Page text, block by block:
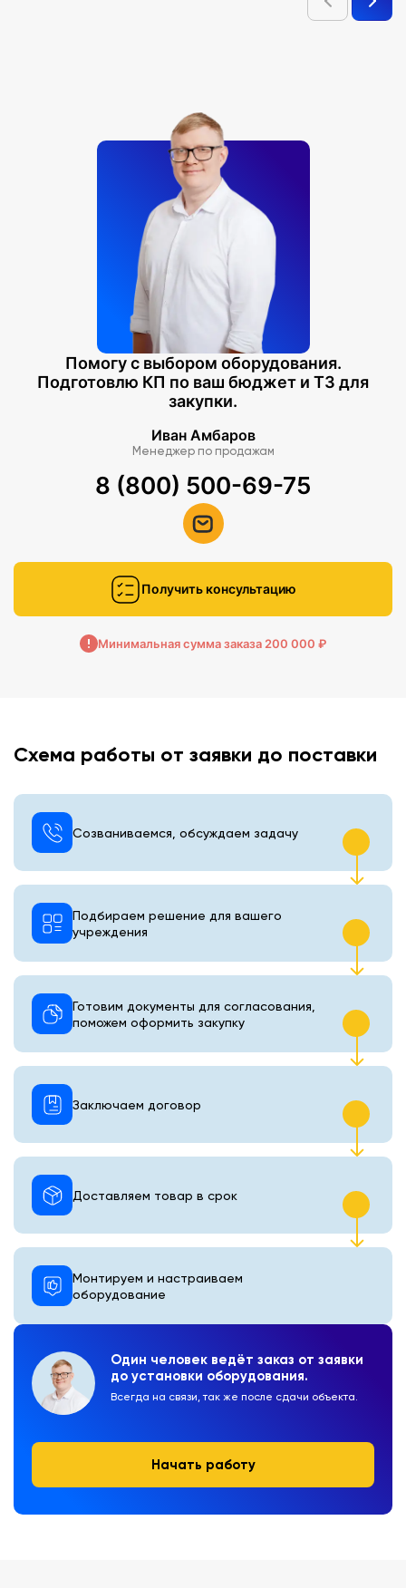
Помогу с выбором оборудования.
Подготовлю КП по ваш бюджет и ТЗ для
закупки.
Иван Амбаров
Менеджер по продажам
8 (800) 500-69-75
Получить консультацию
Минимальная сумма заказа 200 000 ₽
Схема работы от заявки до поставки
Один человек ведёт заказ от заявки
до установки оборудования.
Всегда на связи, так же после сдачи объекта.
Начать работу
Созваниваемся, обсуждаем задачу
Подбираем решение для вашего
учреждения
Готовим документы для согласования,
поможем оформить закупку
Монтируем и настраиваем
оборудование
Доставляем товар в срок
Заключаем договор